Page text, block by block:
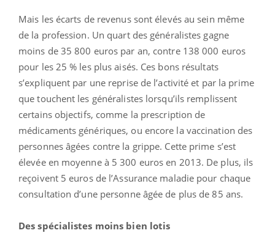
Mais les écarts de revenus sont élevés au sein même
de la profession. Un quart des généralistes gagne
moins de 35 800 euros par an, contre 138 000 euros
pour les 25 % les plus aisés. Ces bons résultats
s’expliquent par une reprise de l’activité et par la prime
que touchent les généralistes lorsqu’ils remplissent
certains objectifs, comme la prescription de
médicaments génériques, ou encore la vaccination des
personnes âgées contre la grippe. Cette prime s’est
élevée en moyenne à 5 300 euros en 2013. De plus, ils
reçoivent 5 euros de l’Assurance maladie pour chaque
consultation d’une personne âgée de plus de 85 ans.
Des spécialistes moins bien lotis